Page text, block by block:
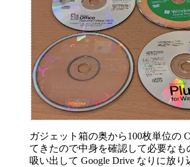
ガジェット箱の奥から100枚単位の
てきたので中身を確認して必要なも
吸い出して Google Drive なりに放り